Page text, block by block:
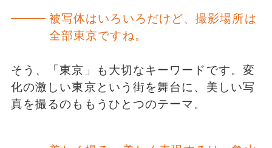
被写体はいろいろだけど、撮影場所は
全部東京ですね。
そう、「東京」も大切なキーワードです。変
化の激しい東京という街を舞台に、美しい写
真を撮るのももうひとつのテーマ。